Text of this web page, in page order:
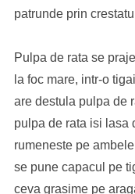
patrunde prin
Pulpa de rata se
la foc mare, intr-o
are destula pulpa de
pulpa de rata isi lasa
rumeneste pe
se pune capacul pe
ceva grasime pe